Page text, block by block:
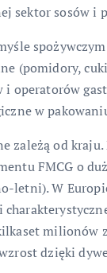
sektor sosów i
(pomidory,
i operatorów
w
zależą od
FMCG o
letni). W
milionów
dzięki